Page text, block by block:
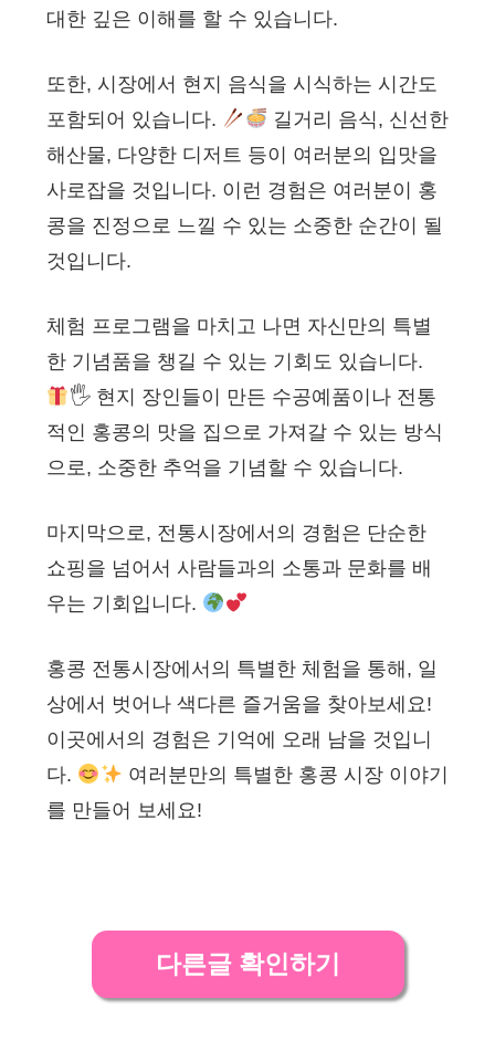
대한 깊은 이해를 할 수 있습니다.
또한, 시장에서 현지 음식을 시식하는 시간도
포함되어 있습니다.
길거리 음식, 신선한
해산물, 다양한 디저트 등이 여러분의 입맛을
사로잡을 것입니다. 이런 경험은 여러분이 홍
콩을 진정으로 느낄 수 있는 소중한 순간이 될
것입니다.
체험 프로그램을 마치고 나면 자신만의 특별
한 기념품을 챙길 수 있는 기회도 있습니다.
🖐현지 장인들이 만든 수공예품이나 전통
적인 홍콩의 맛을 집으로 가져갈 수 있는 방식
으로, 소중한 추억을 기념할 수 있습니다.
마지막으로, 전통시장에서의 경험은 단순한
쇼핑을 넘어서 사람들과의 소통과 문화를 배
우는 기회입니다.
홍콩 전통시장에서의 특별한 체험을 통해, 일
상에서 벗어나 색다른 즐거움을 찾아보세요!
이곳에서의 경험은 기억에 오래 남을 것입니
다.
여러분만의 특별한 홍콩 시장 이야기
를 만들어 보세요!
다른글 확인하기